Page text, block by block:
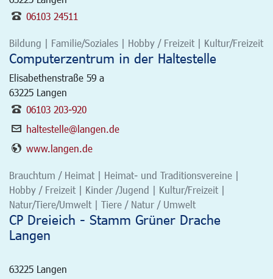
06103 24511
Bildung | Familie/Soziales | Hobby / Freizeit | Kultur/Freizeit
Computerzentrum in der Haltestelle
Elisabethenstraße 59 a
63225 Langen
06103 203-920
haltestelle@langen.de
www.langen.de
Brauchtum / Heimat | Heimat- und Traditionsvereine |
Hobby / Freizeit | Kinder /Jugend | Kultur/Freizeit |
Natur/Tiere/Umwelt | Tiere / Natur / Umwelt
CP Dreieich - Stamm Grüner Drache
Langen
63225 Langen